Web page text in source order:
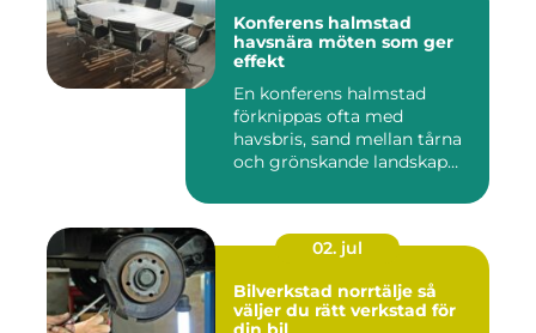
Konferens halmstad
havsnära möten som ger
effekt
En konferens halmstad
förknippas ofta med
havsbris, sand mellan tårna
och grönskande landskap
02. jul
Bilverkstad norrtälje så
väljer du rätt verkstad för